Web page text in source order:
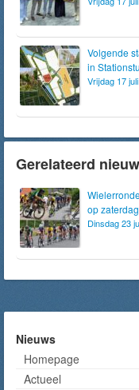
Volgende
in
Vrijdag 17
Gerelateerd
op
Dinsdag 23
Nieuws
Homepage
Actueel